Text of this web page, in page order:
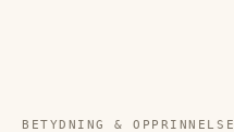
BETYDNING & OPPRINNELSE